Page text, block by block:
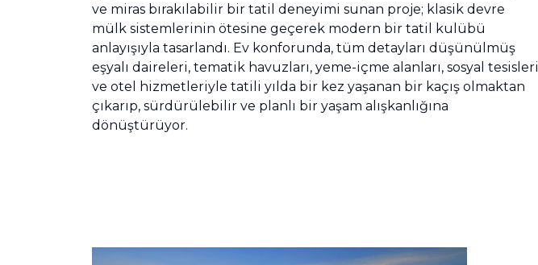
ve miras bırakılabilir bir tatil deneyimi sunan proje; klasik devre
mülk sistemlerinin ötesine geçerek modern bir tatil kulübü
anlayışıyla tasarlandı. Ev konforunda, tüm detayları düşünülmüş
eşyalı daireleri, tematik havuzları, yeme-içme alanları, sosyal tesisleri
ve otel hizmetleriyle tatili yılda bir kez yaşanan bir kaçış olmaktan
çıkarıp, sürdürülebilir ve planlı bir yaşam alışkanlığına
dönüştürüyor.